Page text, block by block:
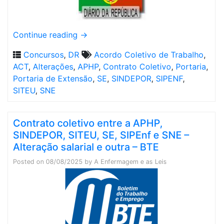
Continue reading →
Concursos, DR Acordo Coletivo de Trabalho,
ACT, Alterações, APHP, Contrato Coletivo, Portaria,
Portaria de Extensão, SE, SINDEPOR, SIPENF,
SITEU, SNE
Contrato coletivo entre a APHP,
SINDEPOR, SITEU, SE, SIPEnf e SNE –
Alteração salarial e outra – BTE
Posted on 08/08/2025 by A Enfermagem e as Leis